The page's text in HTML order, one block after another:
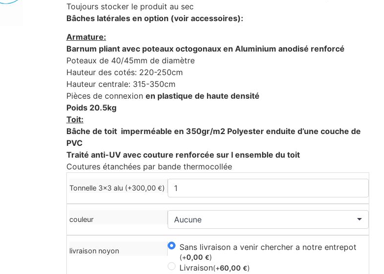
Toujours stocker le produit au sec
Bâches latérales en option (voir accessoires):
Armature:
Barnum pliant avec poteaux octogonaux en Aluminium anodisé renforcé
Poteaux de 40/45mm de diamètre
Hauteur des cotés: 220-250cm
Hauteur centrale: 315-350cm
Pièces de connexion en plastique de haute densité
Poids 20.5kg
Toit:
Bâche de toit imperméable en 350gr/m2 Polyester enduite d’une couche de
PVC
Traité anti-UV avec couture renforcée sur l ensemble du toit
Coutures étanchées par bande thermocollée
Tonnelle 3x3 alu (+300,00 €)
couleur
livraison noyon Sans livraison a venir chercher a notre entrepot
(+0,00 €)
Livraison(+60,00 €)